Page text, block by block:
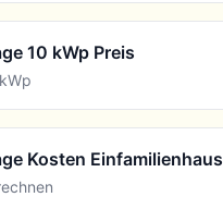
10 kWp Preis
Kosten Einfamilienhaus